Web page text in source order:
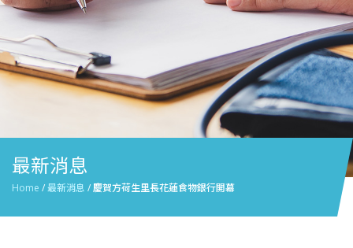
最新消息
Home /最新消息 /慶賀方荷生里長花蓮食物銀行開幕